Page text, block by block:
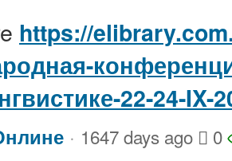
https://
22-24-
· 1647 days ago 0